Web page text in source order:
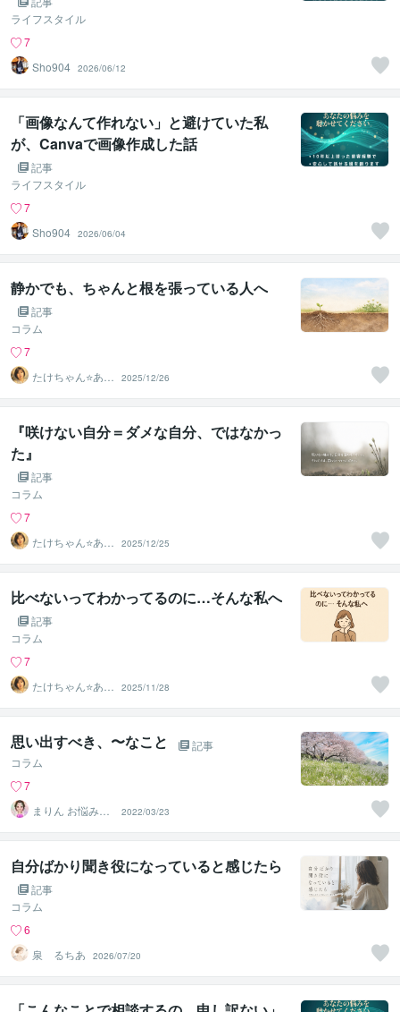
ライフスタイル
7
Sho904 2026/06/12
「画像なんて作れない」と避けていた私
が、Canvaで画像作成した話
記事
ライフスタイル
7
Sho904 2026/06/04
静かでも、ちゃんと根を張っている人へ
記事
コラム
7
たけちゃん⭐あな
たの魅力を見つ
ける対話人
2025/12/26
『咲けない自分＝ダメな自分、ではなかっ
た』
記事
コラム
7
たけちゃん⭐あな
たの魅力を見つ
ける対話人
2025/12/25
比べないってわかってるのに…そんな私へ
記事
コラム
7
たけちゃん⭐あな
たの魅力を見つ
ける対話人
2025/11/28
思い出すべき、〜なこと
記事
コラム
7
まりん お悩み解
決
2022/03/23
自分ばかり聞き役になっていると感じたら
記事
コラム
6
泉 るちあ
2026/07/20